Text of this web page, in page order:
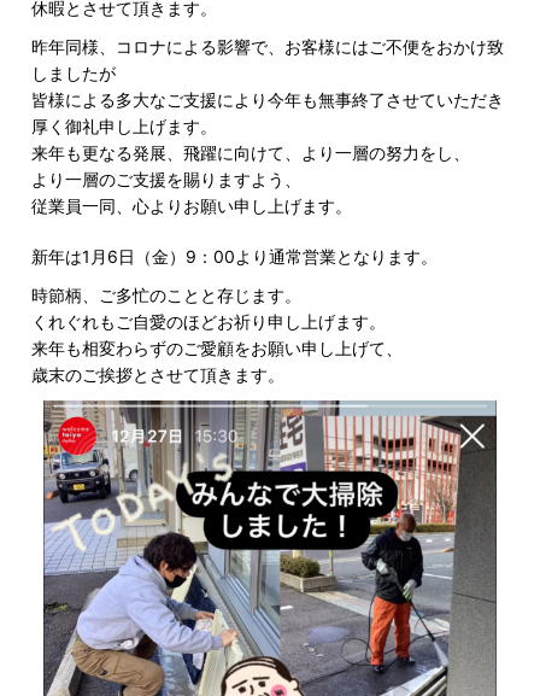
休暇とさせて頂きます。
昨年同様、コロナによる影響で、お客様にはご不便をおかけ致
しましたが
皆様による多大なご支援により今年も無事終了させていただき
厚く御礼申し上げます。
来年も更なる発展、飛躍に向けて、より一層の努力をし、
より一層のご支援を賜りますよう、
従業員一同、心よりお願い申し上げます。
新年は1月6日（金）9：00より通常営業となります。
時節柄、ご多忙のことと存じます。
くれぐれもご自愛のほどお祈り申し上げます。
来年も相変わらずのご愛顧をお願い申し上げて、
歳末のご挨拶とさせて頂きます。